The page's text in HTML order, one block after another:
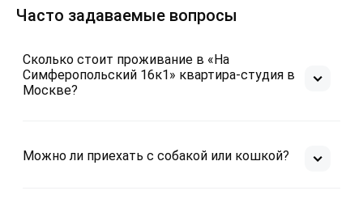
В базовую стоимость проживания входит по 2
полотенца на каждого Гостя, если потребуется
проживания свыше 7 суток - замена белья и
полотенец осуществляется бесплатно.
Часто задаваемые вопросы
Сколько стоит проживание в «На
Симферопольский 16к1» квартира-студия в
Москве?
Можно ли приехать с собакой или кошкой?